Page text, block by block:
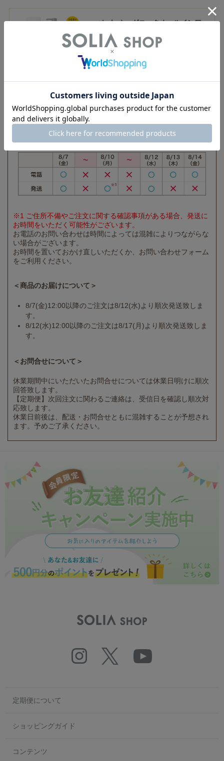
初回解約の場合のお支払い総額（税抜・クレジットカード利用／ポイン
通常定価 3,300円 × 2個 - 初回価格 980円 - 2個目価格2,805円 ＝ 差額分
期差額 2,815円 + 振込手数料）
万が一ご満足いただけなかった場合は、商品のお受け取りから15日以内に
対象商品の容器返品で商品代金をお返しします。
ハレナ オーガニックオールインワ
ンジェル（保湿美容液）
3,300 円
（税込 3,630円）
【休業のお知らせ】
誠に勝手ながら下記の期間中休業とさせていただきます。
※1 ご住所不備やご注文に関する確認事項がある場合、発送に
お時間をいただく可能性がございます。
お電話のお問い合わせは時間によっては混雑によりつながらな
い場合がございます。
お時間を置いておかけ直しいただくか、お問い合わせフォーム
をご利用ください。
＜商品のお届けについて＞
8/7(金)12:00以降のご注文は8/12(水)より順次発送致しま
す。
8/12(水)12:00以降のご注文は8/17(月)より順次発送致しま
す。
＜お問合せについて＞
休業期間中にいただいたお問合せについては休業日明けに順次
回答致します。
【定期便】次回注文に関わるご連絡は、受信日を確認し順次対
応致します。
休業日前後は、配送・お問合せともに混雑することが予想され
ます。予めご了承ください。
定期便について
ショッピングガイド
コンテンツ